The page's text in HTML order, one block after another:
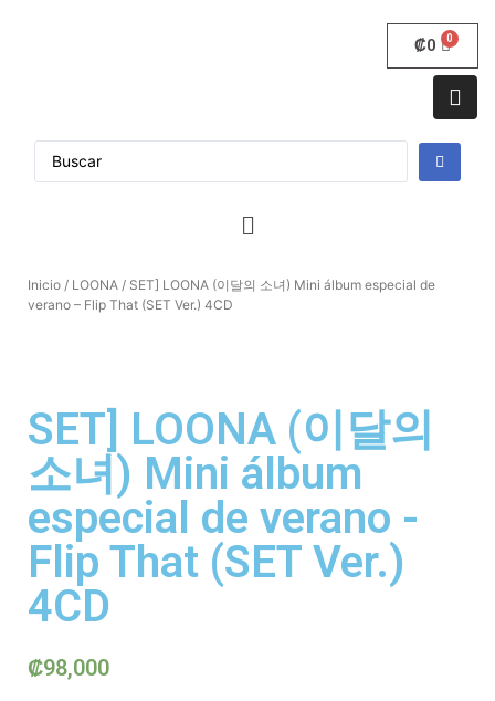
₡0
Inicio / LOONA / SET] LOONA (이달의 소녀) Mini álbum especial de
verano – Flip That (SET Ver.) 4CD
SET] LOONA (이달의
소녀) Mini álbum
especial de verano -
Flip That (SET Ver.)
4CD
₡98,000